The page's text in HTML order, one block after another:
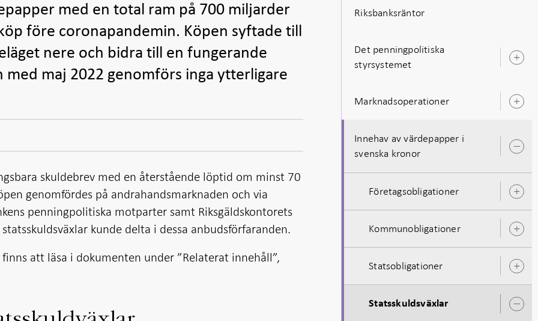
med en total ram på 700 miljarder
före coronapandemin. Köpen syftade till
nere och bidra till en fungerande
maj 2022 genomförs inga ytterligare
skuldebrev med en återstående löptid om minst 70
genomfördes på andrahandsmarknaden och via
penningpolitiska motparter samt Riksgäldskontorets
kunde delta i dessa anbudsförfaranden.
att läsa i dokumenten under ”Relaterat innehåll”,
Riksbanksräntor
Det penningpolitiska
styrsystemet
Marknadsoperationer
Innehav av värdepapper i
svenska kronor
Företagsobligationer
Kommunobligationer
Statsobligationer
Statsskuldsväxlar